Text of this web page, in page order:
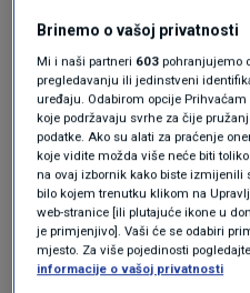
Jevgenij Prigožin
„Krv je još
Nekoliko sati ranije,
mrežama objavio
vidi kako stoji pored
Brinemo o vašoj privatnosti
Mi i naši partneri 603 pohranjujemo
pregledavanju ili jedinstveni
uređaju. Odabirom opcije
koje podržavaju svrhe za čije
podatke. Ako su alati za praćenje
koje vidite možda više neće biti
na ovaj izbornik kako biste izmijenili
bilo kojem trenutku klikom na
web-stranice [ili plutajuće ikone u
je primjenjivo]. Vaši će se odabiri
mjesto. Za više pojedinosti
informacije o vašoj privatnosti